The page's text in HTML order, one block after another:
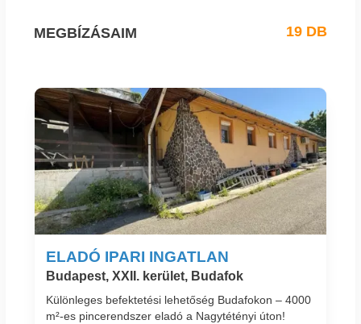
MEGBÍZÁSAIM 19 DB
ELADÓ IPARI INGATLAN
Budapest, XXII. kerület, Budafok
Különleges befektetési lehetőség Budafokon – 4000
m²-es pincerendszer eladó a Nagytétényi úton!